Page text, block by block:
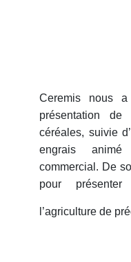
Ceremis nous
présentation de
céréales, suivie
engrais
commercial. De
pour
l’agriculture de